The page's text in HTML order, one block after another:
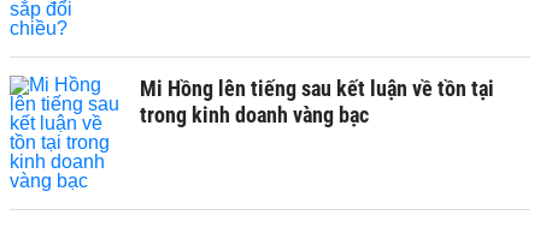
Mi Hồng lên tiếng sau kết luận về tồn tại
trong kinh doanh vàng bạc